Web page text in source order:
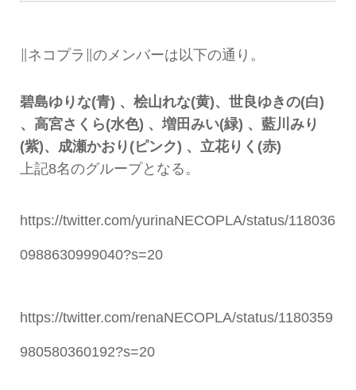
∥ネコプラ∥のメンバーは以下の通り。
碧島ゆりな(青) 、桧山れな(黄)、世良ゆきの(白)
、高宮さくら(水色) 、増田みい(緑) 、藍川みり
(紫)、成瀬かおり(ピンク) 、立花りく(赤)
上記8名のグループとなる。
https://twitter.com/yurinaNECOPLA/status/118036
0988630999040?s=20
https://twitter.com/renaNECOPLA/status/1180359
980580360192?s=20